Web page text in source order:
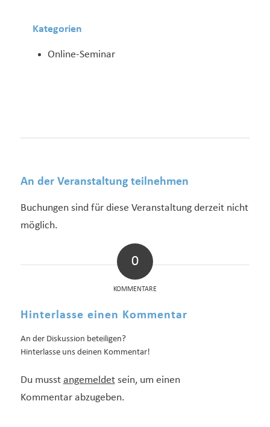
Kategorien
Online-Seminar
An der Veranstaltung teilnehmen
Buchungen sind für diese Veranstaltung derzeit nicht
möglich.
0
KOMMENTARE
Hinterlasse einen Kommentar
An der Diskussion beteiligen?
Hinterlasse uns deinen Kommentar!
Du musst angemeldetsein, um einen
Kommentar abzugeben.